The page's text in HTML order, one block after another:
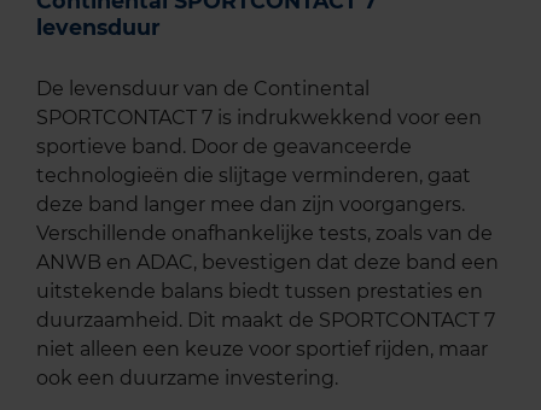
levensduur
De levensduur van de Continental
SPORTCONTACT 7 is indrukwekkend voor een
sportieve band. Door de geavanceerde
technologieën die slijtage verminderen, gaat
deze band langer mee dan zijn voorgangers.
Verschillende onafhankelijke tests, zoals van de
ANWB en ADAC, bevestigen dat deze band een
uitstekende balans biedt tussen prestaties en
duurzaamheid. Dit maakt de SPORTCONTACT 7
niet alleen een keuze voor sportief rijden, maar
ook een duurzame investering.